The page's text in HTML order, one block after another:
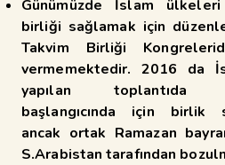
Günümüzde İslam ülkeleri
birliği sağlamak için
Takvim Birliği
vermemektedir. 2016 da
yapılan toplantıda
başlangıcında için birlik
ancak ortak Ramazan
S.Arabistan tarafından